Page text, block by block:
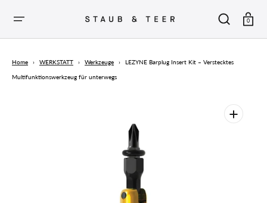
SPRINGEN
0
Home › WERKSTATT › Werkzeuge › LEZYNE Barplug Insert Kit – Verstecktes
Multifunktionswerkzeug für unterwegs